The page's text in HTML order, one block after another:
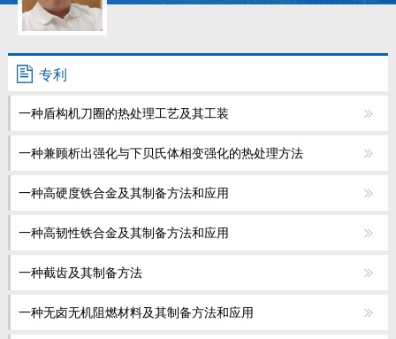
招生信息
学生信息
我的相册
教师博客
专利
一种盾构机刀圈的热处理工艺及其工装
一种兼顾析出强化与下贝氏体相变强化的热处理方法
一种高硬度铁合金及其制备方法和应用
一种高韧性铁合金及其制备方法和应用
一种截齿及其制备方法
一种无卤无机阻燃材料及其制备方法和应用